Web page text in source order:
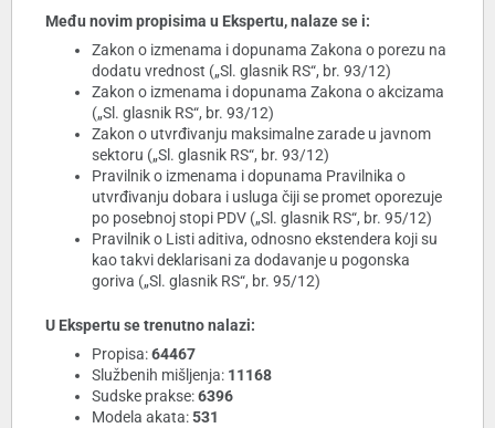
Među novim propisima u Ekspertu, nalaze se i:
Zakon o izmenama i dopunama Zakona o porezu na
dodatu vrednost („Sl. glasnik RS“, br. 93/12)
Zakon o izmenama i dopunama Zakona o akcizama
(„Sl. glasnik RS“, br. 93/12)
Zakon o utvrđivanju maksimalne zarade u javnom
sektoru („Sl. glasnik RS“, br. 93/12)
Pravilnik o izmenama i dopunama Pravilnika o
utvrđivanju dobara i usluga čiji se promet oporezuje
po posebnoj stopi PDV („Sl. glasnik RS“, br. 95/12)
Pravilnik o Listi aditiva, odnosno ekstendera koji su
kao takvi deklarisani za dodavanje u pogonska
goriva („Sl. glasnik RS“, br. 95/12)
U Ekspertu se trenutno nalazi:
Propisa:64467
Službenih mišljenja: 11168
Sudske prakse:6396
Modela akata:531